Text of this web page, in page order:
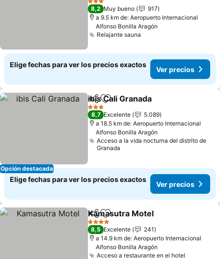
3 Estrellas
8,2 Muy bueno
917
a 9.5 km de: Aeropuerto Internacional
Alfonso Bonilla Aragón
Relajante sauna
Elige fechas para ver los precios exactos
Ver precios
Opción destacada
CompartirAgregar a favoritos
ibis Cali Granada
3 Estrellas
8,7 Excelente
5.089
a 18.5 km de: Aeropuerto Internacional
Alfonso Bonilla Aragón
Acceso a la vida nocturna del distrito de
Granada
Elige fechas para ver los precios exactos
Ver precios
CompartirAgregar a favoritos
Kamasutra Motel
4 Estrellas
8,5 Excelente
241
a 14.9 km de: Aeropuerto Internacional
Alfonso Bonilla Aragón
Acceso a restaurante en el hotel